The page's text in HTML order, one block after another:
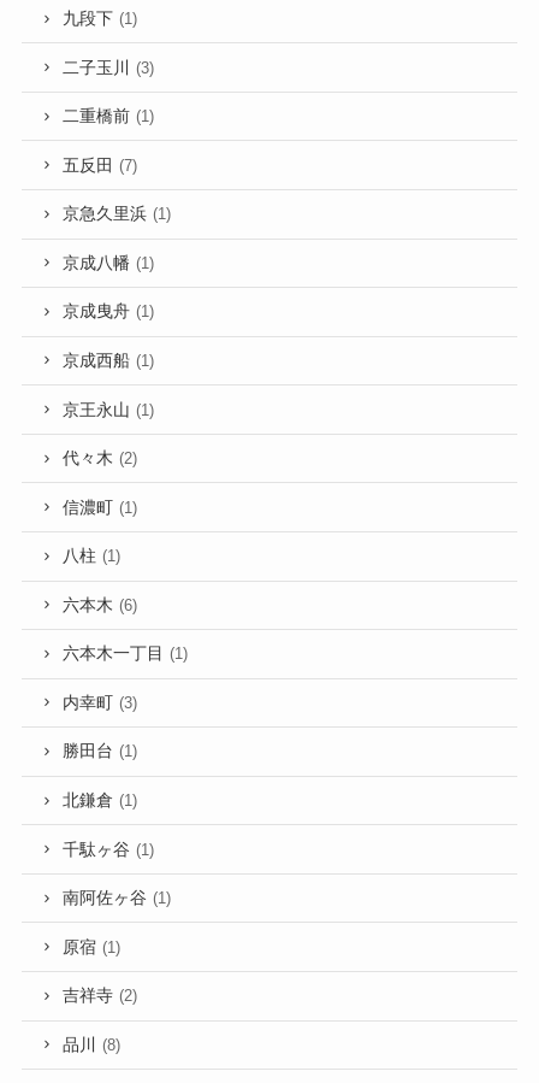
九段下 (1)
二子玉川 (3)
二重橋前 (1)
五反田 (7)
京急久里浜 (1)
京成八幡 (1)
京成曳舟 (1)
京成西船 (1)
京王永山 (1)
代々木 (2)
信濃町 (1)
八柱 (1)
六本木 (6)
六本木一丁目 (1)
内幸町 (3)
勝田台 (1)
北鎌倉 (1)
千駄ヶ谷 (1)
南阿佐ヶ谷 (1)
原宿 (1)
吉祥寺 (2)
品川 (8)